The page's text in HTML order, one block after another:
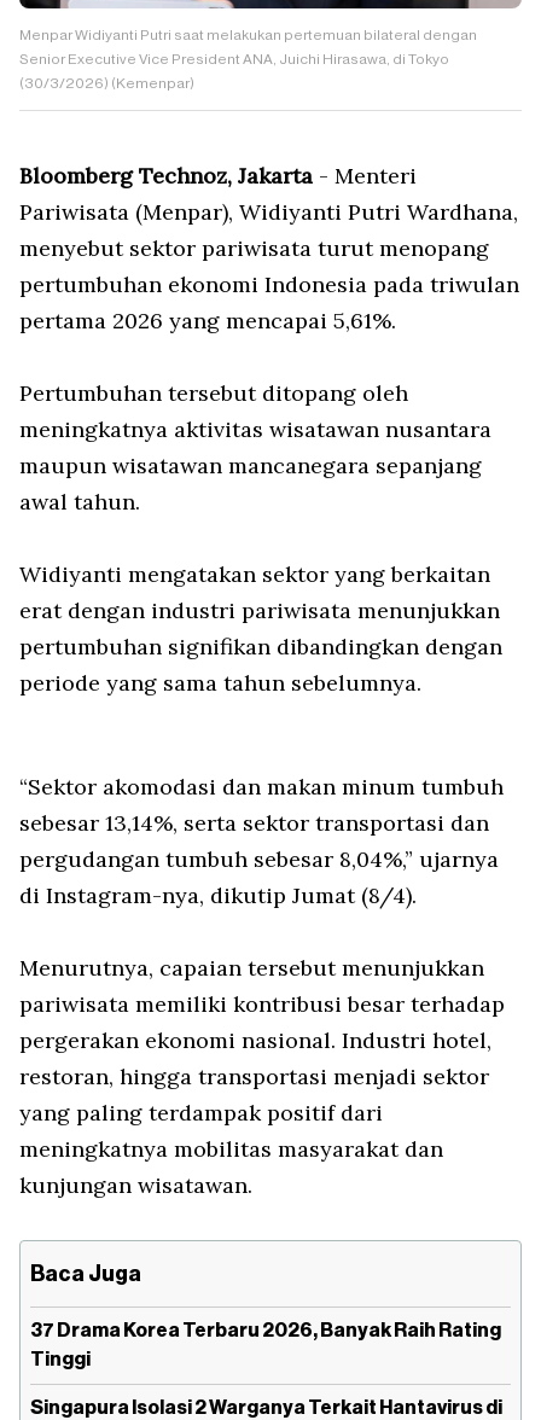
Menpar Widiyanti Putri saat melakukan pertemuan bilateral dengan
Senior Executive Vice President ANA, Juichi Hirasawa, di Tokyo
(30/3/2026) (Kemenpar)
Bloomberg Technoz, Jakarta - Menteri
Pariwisata (Menpar), Widiyanti Putri Wardhana,
menyebut sektor pariwisata turut menopang
pertumbuhan ekonomi Indonesia pada triwulan
pertama 2026 yang mencapai 5,61%.
Pertumbuhan tersebut ditopang oleh
meningkatnya aktivitas wisatawan nusantara
maupun wisatawan mancanegara sepanjang
awal tahun.
Widiyanti mengatakan sektor yang berkaitan
erat dengan industri pariwisata menunjukkan
pertumbuhan signifikan dibandingkan dengan
periode yang sama tahun sebelumnya.
“Sektor akomodasi dan makan minum tumbuh
sebesar 13,14%, serta sektor transportasi dan
pergudangan tumbuh sebesar 8,04%,” ujarnya
di Instagram-nya, dikutip Jumat (8/4).
Menurutnya, capaian tersebut menunjukkan
pariwisata memiliki kontribusi besar terhadap
pergerakan ekonomi nasional. Industri hotel,
restoran, hingga transportasi menjadi sektor
yang paling terdampak positif dari
meningkatnya mobilitas masyarakat dan
kunjungan wisatawan.
Baca Juga
37 Drama Korea Terbaru 2026, Banyak Raih Rating
Tinggi
Singapura Isolasi 2 Warganya Terkait Hantavirus di